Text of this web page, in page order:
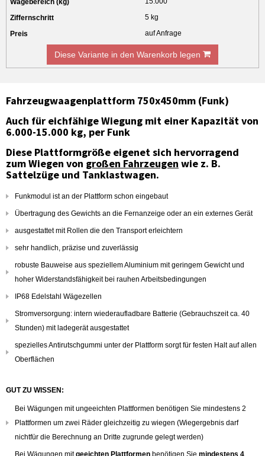
5 kg
auf Anfrage
Diese Variante in den Warenkorb legen
Fahrzeugwaagenplattform 750x450mm (Funk)
Auch für eichfähige Wiegung mit einer Kapazität von
6.000-15.000 kg, per Funk
Diese Plattformgröße eigenet sich hervorragend
zum Wiegen von großen Fahrzeugen wie z. B.
Sattelzüge und Tanklastwagen.
Funkmodul ist an der Plattform schon eingebaut
Übertragung des Gewichts an die Fernanzeige oder an ein externes Gerät
ausgestattet mit Rollen die den Transport erleichtern
sehr handlich, präzise und zuverlässig
robuste Bauweise aus speziellem Aluminium mit geringem Gewicht und
hoher Widerstandsfähigkeit bei rauhen Arbeitsbedingungen
IP68 Edelstahl Wägezellen
Stromversorgung: intern wiederaufladbare Batterie (Gebrauchszeit ca. 40
Stunden) mit ladegerät ausgestattet
spezielles Antirutschgummi unter der Plattform sorgt für festen Halt auf allen
Oberflächen
GUT ZU WISSEN:
Bei Wägungen mit ungeeichten Plattformen benötigen Sie mindestens 2
Plattformen um zwei Räder gleichzeitig zu wiegen (Wiegergebnis darf
nichtfür die Berechnung an Dritte zugrunde gelegt werden)
Bei Wägungen mitgeeichten Plattformen benötigen Sie mindestens 4